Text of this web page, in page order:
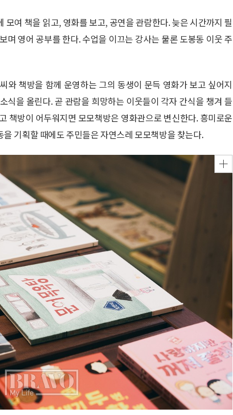
여 책을 읽고, 영화를 보고, 공연을 관람한다. 늦은 시간까지 필
며 영어 공부를 한다. 수업을 이끄는 강사는 물론 도봉동 이웃 주
와 책방을 함께 운영하는 그의 동생이 문득 영화가 보고 싶어지
식을 올린다. 곧 관람을 희망하는 이웃들이 각자 간식을 챙겨 들
책방이 어두워지면 모모책방은 영화관으로 변신한다. 흥미로운
기획할 때에도 주민들은 자연스레 모모책방을 찾는다.